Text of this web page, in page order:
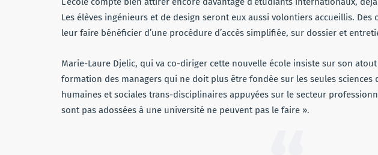
Les élèves ingénieurs et de design seront eux aussi volontiers accueillis.
leur faire bénéficier d’une procédure d’accès simplifiée, sur dossier et
Marie-Laure Djelic, qui va co-diriger cette nouvelle école insiste sur son
formation des managers qui ne doit plus être fondée sur les seules sciences
humaines et sociales trans-disciplinaires appuyées sur le secteur
sont pas adossées à une université ne peuvent pas le faire ».